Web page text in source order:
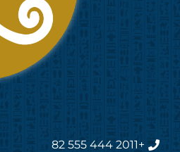
+2011 444 555 82